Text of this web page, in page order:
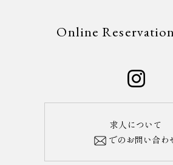
Online
求人について
でのお問い合わ